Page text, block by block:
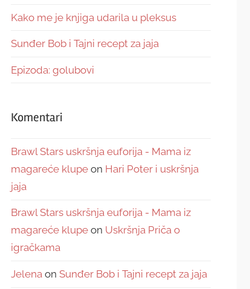
Kako me je knjiga udarila u pleksus
Sunđer Bob i Tajni recept za jaja
Epizoda: golubovi
Komentari
Brawl Stars uskršnja euforija - Mama iz
magareće klupe on Hari Poter i uskršnja
jaja
Brawl Stars uskršnja euforija - Mama iz
magareće klupe on Uskršnja Priča o
igračkama
Jelena on Sunđer Bob i Tajni recept za jaja